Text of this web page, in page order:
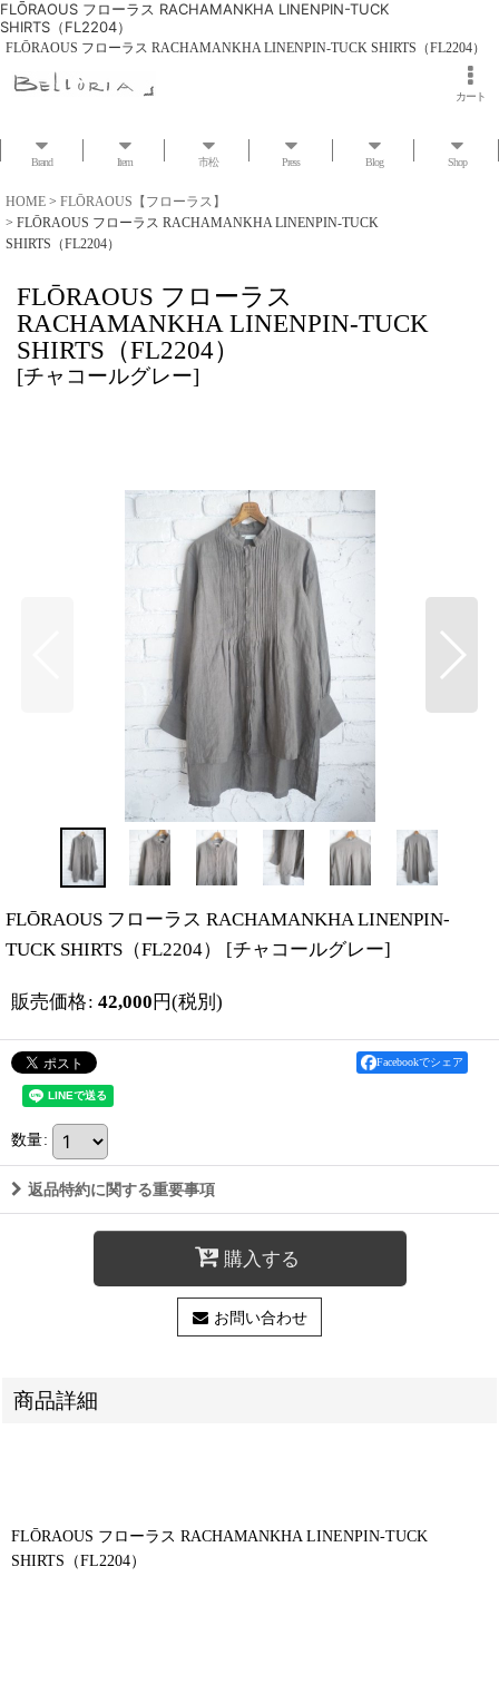
FLŌRAOUS フローラス RACHAMANKHA LINENPIN-TUCK
SHIRTS（FL2204）
FLŌRAOUS フローラス RACHAMANKHA LINENPIN-TUCK SHIRTS（FL2204）
カート
Brand Item 市松 Press Blog Shop
HOME > FLŌRAOUS【フローラス】
> FLŌRAOUS フローラス RACHAMANKHA LINENPIN-TUCK
SHIRTS（FL2204）
FLŌRAOUS フローラス
RACHAMANKHA LINENPIN-TUCK
SHIRTS（FL2204）
[チャコールグレー]
FLŌRAOUS フローラス RACHAMANKHA LINENPIN-
TUCK SHIRTS（FL2204）
[チャコールグレー]
販売価格: 42,000 円(税別)
Facebookでシェア
数量:
返品特約に関する重要事項
購入する
お問い合わせ
商品詳細
FLŌRAOUS フローラス RACHAMANKHA LINENPIN-TUCK
SHIRTS（FL2204）